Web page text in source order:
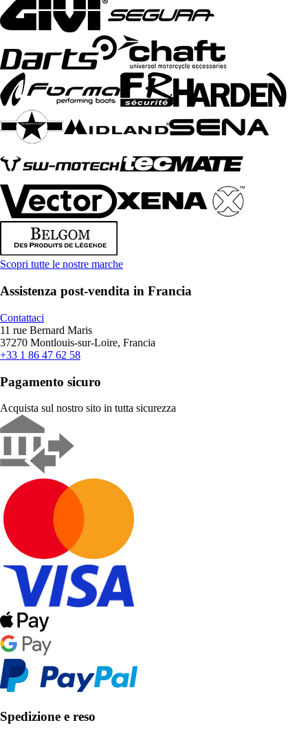
Scopri tutte le nostre marche
Assistenza post-vendita in Francia
Contattaci
11 rue Bernard Maris
37270 Montlouis-sur-Loire, Francia
+33 1 86 47 62 58
Pagamento sicuro
Acquista sul nostro sito in tutta sicurezza
Spedizione e reso